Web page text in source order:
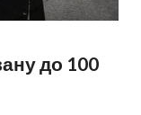
до 100